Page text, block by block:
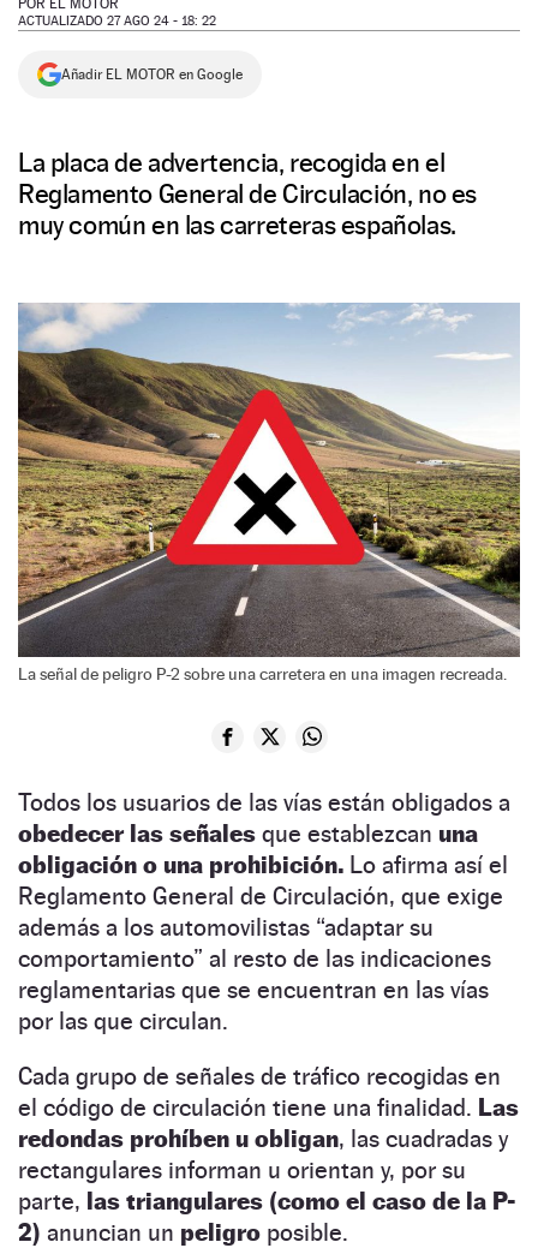
NEWSLETTER
POR EL MOTOR
ACTUALIZADO 27 AGO 24 - 18: 22
Añadir EL MOTOR en Google
La placa de advertencia, recogida en el
Reglamento General de Circulación, no es
muy común en las carreteras españolas.
La señal de peligro P-2 sobre una carretera en una imagen recreada.
Todos los usuarios de las vías están obligados a
obedecer las señales que establezcan una
obligación o una prohibición. Lo afirma así el
Reglamento General de Circulación, que exige
además a los automovilistas “adaptar su
comportamiento” al resto de las indicaciones
reglamentarias que se encuentran en las vías
por las que circulan.
Cada grupo de señales de tráfico recogidas en
el código de circulación tiene una finalidad. Las
redondas prohíben u obligan, las cuadradas y
rectangulares informan u orientan y, por su
parte, las triangulares (como el caso de la P-
2) anuncian un peligro posible.